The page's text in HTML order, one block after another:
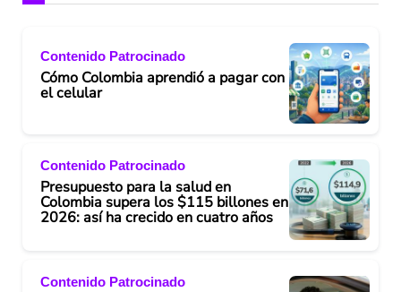
Contenido Patrocinado
Cómo Colombia aprendió a pagar con
el celular
Contenido Patrocinado
Presupuesto para la salud en
Colombia supera los $115 billones en
2026: así ha crecido en cuatro años
Contenido Patrocinado